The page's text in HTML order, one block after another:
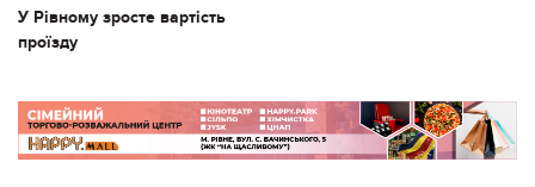
У Рівному зросте вартість
проїзду